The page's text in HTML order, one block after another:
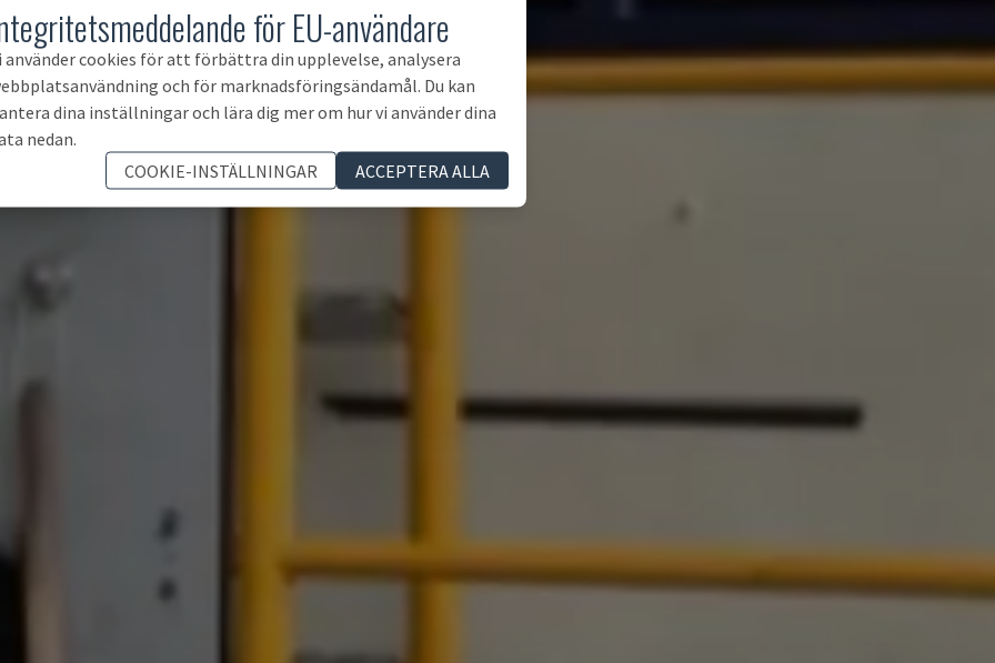
för EU-användare
använder cookies för att förbättra din upplevelse, analysera
och för marknadsföringsändamål. Du kan
dina inställningar och lära dig mer om hur vi använder dina
nedan.
COOKIE-INSTÄLLNINGAR
ACCEPTERA ALLA